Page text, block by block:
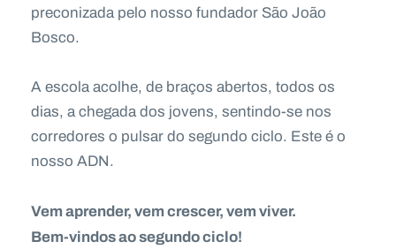
preconizada pelo nosso fundador São João
Bosco.
A escola acolhe, de braços abertos, todos os
dias, a chegada dos jovens, sentindo-se nos
corredores o pulsar do segundo ciclo. Este é o
nosso ADN.
Vem aprender, vem crescer, vem viver.
Bem-vindos ao segundo ciclo!